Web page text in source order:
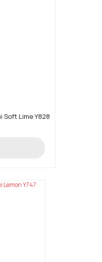
Soft Lime Y828